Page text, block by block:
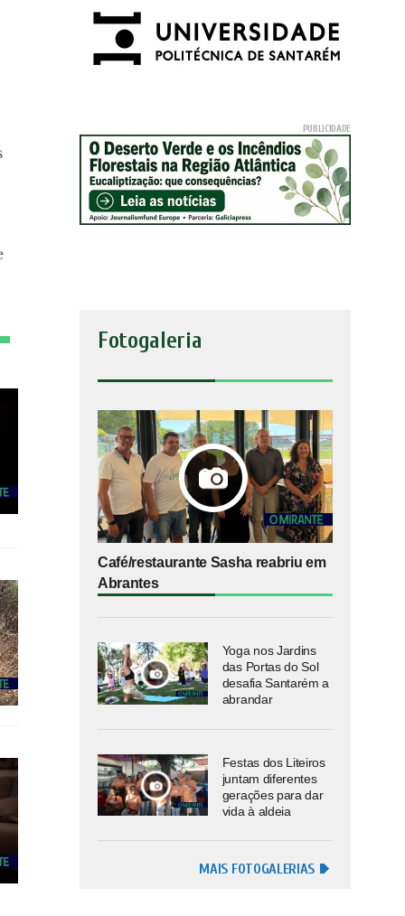
Fotogaleria
Café/restaurante Sasha reabriu em
Abrantes
Yoga nos Jardins
das Portas do Sol
desafia Santarém a
abrandar
Festas dos Liteiros
juntam diferentes
gerações para dar
vida à aldeia
MAIS FOTOGALERIAS